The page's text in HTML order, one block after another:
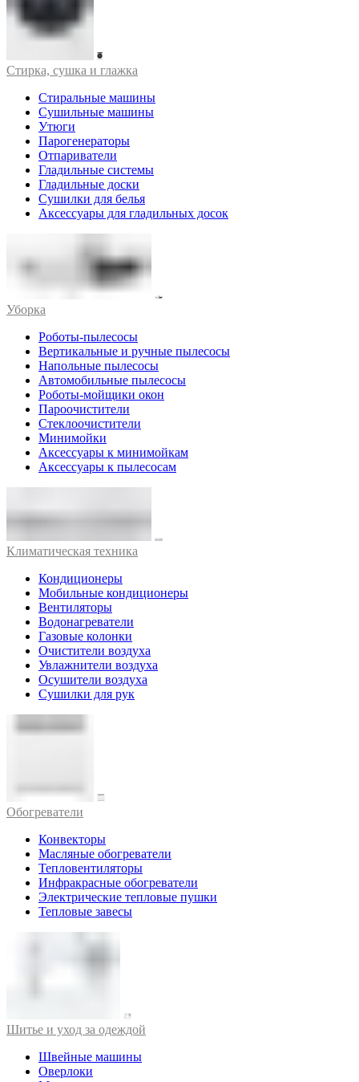
Стирка, сушка и глажка
Стиральные машины
Сушильные машины
Утюги
Парогенераторы
Отпариватели
Гладильные системы
Гладильные доски
Сушилки для белья
Аксессуары для гладильных досок
Уборка
Роботы-пылесосы
Вертикальные и ручные пылесосы
Напольные пылесосы
Автомобильные пылесосы
Роботы-мойщики окон
Пароочистители
Стеклоочистители
Минимойки
Аксессуары к минимойкам
Аксессуары к пылесосам
Климатическая техника
Кондиционеры
Мобильные кондиционеры
Вентиляторы
Водонагреватели
Газовые колонки
Очистители воздуха
Увлажнители воздуха
Осушители воздуха
Сушилки для рук
Обогреватели
Конвекторы
Масляные обогреватели
Тепловентиляторы
Инфракрасные обогреватели
Электрические тепловые пушки
Тепловые завесы
Шитье и уход за одеждой
Швейные машины
Оверлоки